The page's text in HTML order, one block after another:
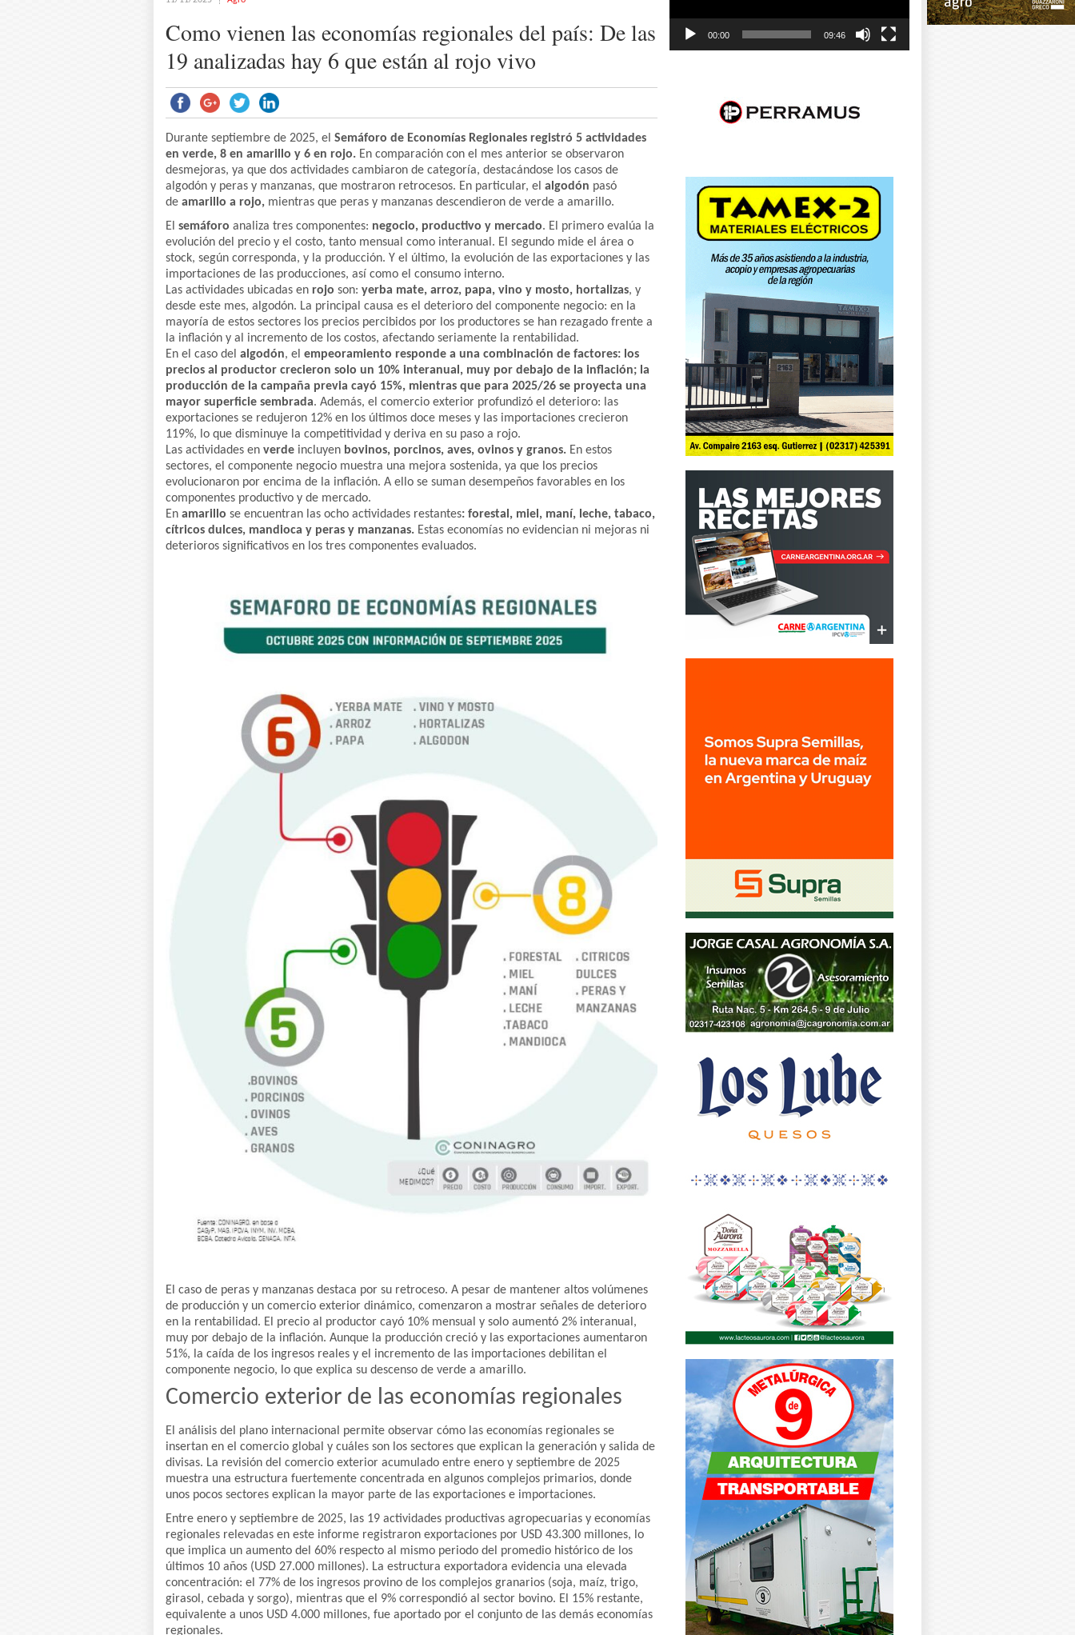
Como vienen las economías regionales del país: De las
19 analizadas hay 6 que están al rojo vivo
Durante septiembre de 2025, el Semáforo de Economías Regionales registró 5 actividades
en verde, 8 en amarillo y 6 en rojo. En comparación con el mes anterior se observaron
desmejoras, ya que dos actividades cambiaron de categoría, destacándose los casos de
algodón y peras y manzanas, que mostraron retrocesos. En particular, el algodón pasó
de amarillo a rojo, mientras que peras y manzanas descendieron de verde a amarillo.
El semáforo analiza tres componentes: negocio, productivo y mercado. El primero evalúa la
evolución del precio y el costo, tanto mensual como interanual. El segundo mide el área o
stock, según corresponda, y la producción. Y el último, la evolución de las exportaciones y las
importaciones de las producciones, así como el consumo interno.
Las actividades ubicadas en rojo son: yerba mate, arroz, papa, vino y mosto, hortalizas, y
desde este mes, algodón. La principal causa es el deterioro del componente negocio: en la
mayoría de estos sectores los precios percibidos por los productores se han rezagado frente a
la inflación y al incremento de los costos, afectando seriamente la rentabilidad.
En el caso del algodón, el empeoramiento responde a una combinación de factores: los
precios al productor crecieron solo un 10% interanual, muy por debajo de la inflación; la
producción de la campaña previa cayó 15%, mientras que para 2025/26 se proyecta una
mayor superficie sembrada. Además, el comercio exterior profundizó el deterioro: las
exportaciones se redujeron 12% en los últimos doce meses y las importaciones crecieron
119%, lo que disminuye la competitividad y deriva en su paso a rojo.
Las actividades en verde incluyen bovinos, porcinos, aves, ovinos y granos. En estos
sectores, el componente negocio muestra una mejora sostenida, ya que los precios
evolucionaron por encima de la inflación. A ello se suman desempeños favorables en los
componentes productivo y de mercado.
En amarillo se encuentran las ocho actividades restantes: forestal, miel, maní, leche, tabaco,
cítricos dulces, mandioca y peras y manzanas. Estas economías no evidencian ni mejoras ni
deterioros significativos en los tres componentes evaluados.
El caso de peras y manzanas destaca por su retroceso. A pesar de mantener altos volúmenes
de producción y un comercio exterior dinámico, comenzaron a mostrar señales de deterioro
en la rentabilidad. El precio al productor cayó 10% mensual y solo aumentó 2% interanual,
muy por debajo de la inflación. Aunque la producción creció y las exportaciones aumentaron
51%, la caída de los ingresos reales y el incremento de las importaciones debilitan el
componente negocio, lo que explica su descenso de verde a amarillo.
Comercio exterior de las economías regionales
El análisis del plano internacional permite observar cómo las economías regionales se
insertan en el comercio global y cuáles son los sectores que explican la generación y salida de
divisas. La revisión del comercio exterior acumulado entre enero y septiembre de 2025
muestra una estructura fuertemente concentrada en algunos complejos primarios, donde
unos pocos sectores explican la mayor parte de las exportaciones e importaciones.
Entre enero y septiembre de 2025, las 19 actividades productivas agropecuarias y economías
regionales relevadas en este informe registraron exportaciones por USD 43.300 millones, lo
que implica un aumento del 60% respecto al mismo periodo del promedio histórico de los
últimos 10 años (USD 27.000 millones). La estructura exportadora evidencia una elevada
concentración: el 77% de los ingresos provino de los complejos granarios (soja, maíz, trigo,
girasol, cebada y sorgo), mientras que el 9% correspondió al sector bovino. El 15% restante,
equivalente a unos USD 4.000 millones, fue aportado por el conjunto de las demás economías
regionales.
00:00 09:46